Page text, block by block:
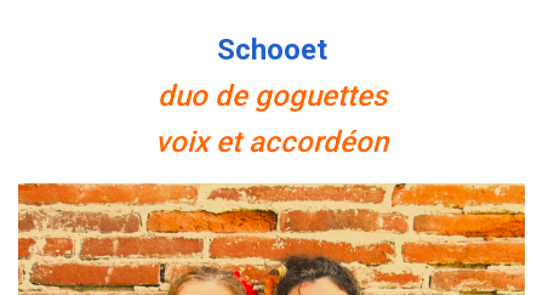
Schooet
duo de goguettes
voix et accordéon